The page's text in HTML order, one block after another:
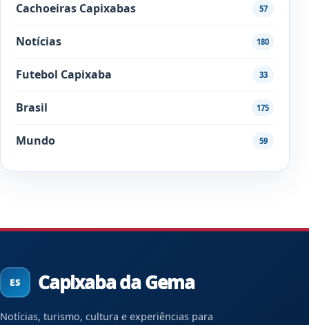
Cachoeiras Capixabas 57
Notícias 180
Futebol Capixaba 33
Brasil 175
Mundo 59
Capixaba da Gema
Notícias, turismo, cultura e experiências para